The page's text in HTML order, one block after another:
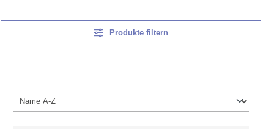
Produkte filtern